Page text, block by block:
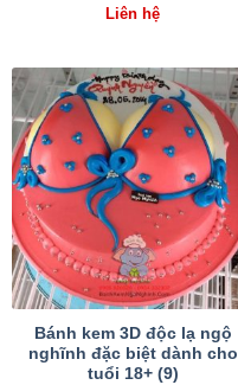
Liên hệ
Bánh kem 3D độc lạ ngộ
nghĩnh đặc biệt dành cho
tuổi 18+ (9)